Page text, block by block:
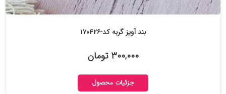
بند آویز گربه کد-۱۷۰۴۲۶
۳۰۰,۰۰۰ تومان
جزئیات محصول